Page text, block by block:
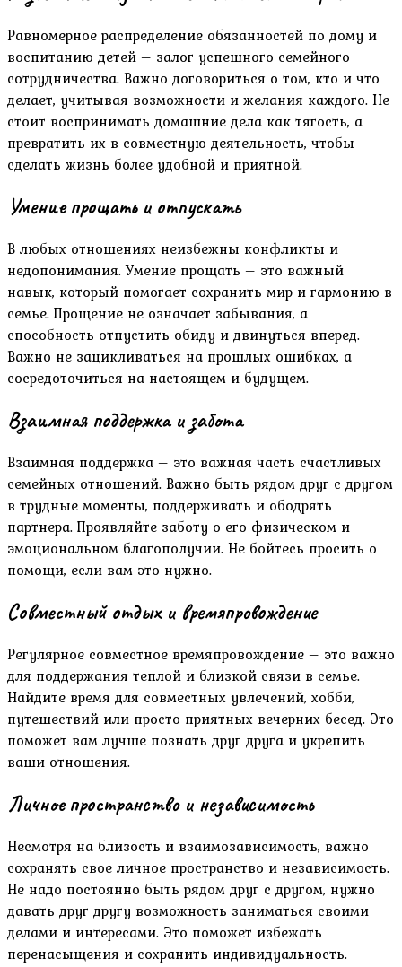
Равномерное распределение обязанностей по дому и
воспитанию детей – залог успешного семейного
сотрудничества. Важно договориться о том, кто и что
делает, учитывая возможности и желания каждого. Не
стоит воспринимать домашние дела как тягость, а
превратить их в совместную деятельность, чтобы
сделать жизнь более удобной и приятной.
Умение прощать и отпускать
В любых отношениях неизбежны конфликты и
недопонимания. Умение прощать – это важный
навык, который помогает сохранить мир и гармонию в
семье. Прощение не означает забывания, а
способность отпустить обиду и двинуться вперед.
Важно не зацикливаться на прошлых ошибках, а
сосредоточиться на настоящем и будущем.
Взаимная поддержка и забота
Взаимная поддержка – это важная часть счастливых
семейных отношений. Важно быть рядом друг с другом
в трудные моменты, поддерживать и ободрять
партнера. Проявляйте заботу о его физическом и
эмоциональном благополучии. Не бойтесь просить о
помощи, если вам это нужно.
Совместный отдых и времяпровождение
Регулярное совместное времяпровождение – это важно
для поддержания теплой и близкой связи в семье.
Найдите время для совместных увлечений, хобби,
путешествий или просто приятных вечерних бесед. Это
поможет вам лучше познать друг друга и укрепить
ваши отношения.
Личное пространство и независимость
Несмотря на близость и взаимозависимость, важно
сохранять свое личное пространство и независимость.
Не надо постоянно быть рядом друг с другом, нужно
давать друг другу возможность заниматься своими
делами и интересами. Это поможет избежать
перенасыщения и сохранить индивидуальность.